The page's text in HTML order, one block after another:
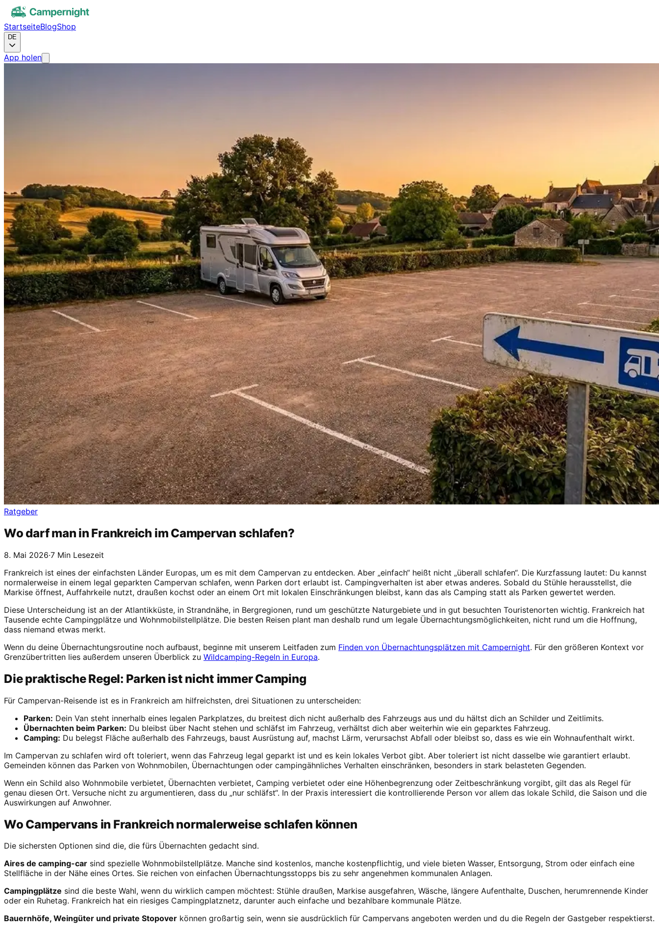
StartseiteBlogShop
DE
App holen
Ratgeber
Wo darf man in Frankreich im Campervan schlafen?
8. Mai 2026·7 Min Lesezeit
Frankreich ist eines der einfachsten Länder Europas, um es mit dem Campervan zu entdecken. Aber „einfach“ heißt nicht „überall schlafen“. Die Kurzfassung lautet: Du kannst
normalerweise in einem legal geparkten Campervan schlafen, wenn Parken dort erlaubt ist. Campingverhalten ist aber etwas anderes. Sobald du Stühle herausstellst, die
Markise öffnest, Auffahrkeile nutzt, draußen kochst oder an einem Ort mit lokalen Einschränkungen bleibst, kann das als Camping statt als Parken gewertet werden.
Diese Unterscheidung ist an der Atlantikküste, in Strandnähe, in Bergregionen, rund um geschützte Naturgebiete und in gut besuchten Touristenorten wichtig. Frankreich hat
Tausende echte Campingplätze und Wohnmobilstellplätze. Die besten Reisen plant man deshalb rund um legale Übernachtungsmöglichkeiten, nicht rund um die Hoffnung,
dass niemand etwas merkt.
Wenn du deine Übernachtungsroutine noch aufbaust, beginne mit unserem Leitfaden zum Finden von Übernachtungsplätzen mit Campernight. Für den größeren Kontext vor
Grenzübertritten lies außerdem unseren Überblick zu Wildcamping-Regeln in Europa.
Die praktische Regel: Parken ist nicht immer Camping
Für Campervan-Reisende ist es in Frankreich am hilfreichsten, drei Situationen zu unterscheiden:
Parken: Dein Van steht innerhalb eines legalen Parkplatzes, du breitest dich nicht außerhalb des Fahrzeugs aus und du hältst dich an Schilder und Zeitlimits.
Übernachten beim Parken: Du bleibst über Nacht stehen und schläfst im Fahrzeug, verhältst dich aber weiterhin wie ein geparktes Fahrzeug.
Camping: Du belegst Fläche außerhalb des Fahrzeugs, baust Ausrüstung auf, machst Lärm, verursachst Abfall oder bleibst so, dass es wie ein Wohnaufenthalt wirkt.
Im Campervan zu schlafen wird oft toleriert, wenn das Fahrzeug legal geparkt ist und es kein lokales Verbot gibt. Aber toleriert ist nicht dasselbe wie garantiert erlaubt.
Gemeinden können das Parken von Wohnmobilen, Übernachtungen oder campingähnliches Verhalten einschränken, besonders in stark belasteten Gegenden.
Wenn ein Schild also Wohnmobile verbietet, Übernachten verbietet, Camping verbietet oder eine Höhenbegrenzung oder Zeitbeschränkung vorgibt, gilt das als Regel für
genau diesen Ort. Versuche nicht zu argumentieren, dass du „nur schläfst“. In der Praxis interessiert die kontrollierende Person vor allem das lokale Schild, die Saison und die
Auswirkungen auf Anwohner.
Wo Campervans in Frankreich normalerweise schlafen können
Die sichersten Optionen sind die, die fürs Übernachten gedacht sind.
Aires de camping-car sind spezielle Wohnmobilstellplätze. Manche sind kostenlos, manche kostenpflichtig, und viele bieten Wasser, Entsorgung, Strom oder einfach eine
Stellfläche in der Nähe eines Ortes. Sie reichen von einfachen Übernachtungsstopps bis zu sehr angenehmen kommunalen Anlagen.
Campingplätze sind die beste Wahl, wenn du wirklich campen möchtest: Stühle draußen, Markise ausgefahren, Wäsche, längere Aufenthalte, Duschen, herumrennende Kinder
oder ein Ruhetag. Frankreich hat ein riesiges Campingplatznetz, darunter auch einfache und bezahlbare kommunale Plätze.
Bauernhöfe, Weingüter und private Stopover können großartig sein, wenn sie ausdrücklich für Campervans angeboten werden und du die Regeln der Gastgeber respektierst.